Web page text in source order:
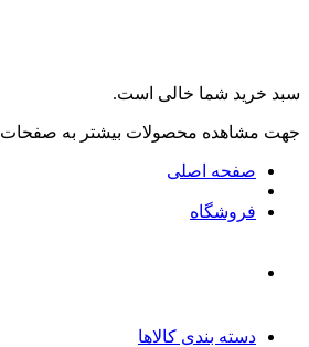
سبد خرید شما خالی است.
جهت مشاهده محصولات بیشتر به صفحات
صفحه اصلی
فروشگاه
دسته بندی کالاها